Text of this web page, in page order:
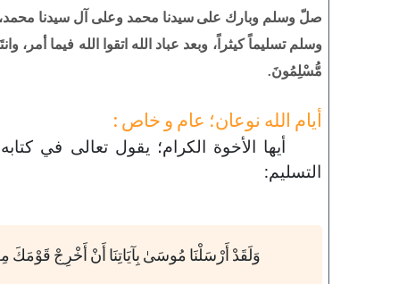
صلّ وسلم وبارك على سيدنا محمد وعلى آل سيدنا
وسلم تسليماً كيثراً، وبعد عباد الله اتقوا الله فيما أمر،
مُّسْلِمُونَ.
أيام الله نوعان؛ عام و خاص :
أيها الأخوة الكرام؛ يقول تعالى في
التسليم:
وَلَقَدْ أَرْسَلْنَا مُوسَىٰ بِآيَاتِنَا أَنْ أَخْرِجْ قَوْمَكَ
143-مكارم الأخلاق